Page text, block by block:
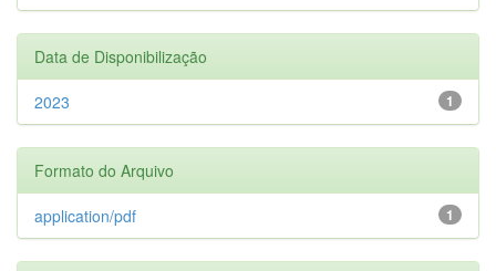
Data de Disponibilização
1
2023
Formato do Arquivo
1
application/pdf